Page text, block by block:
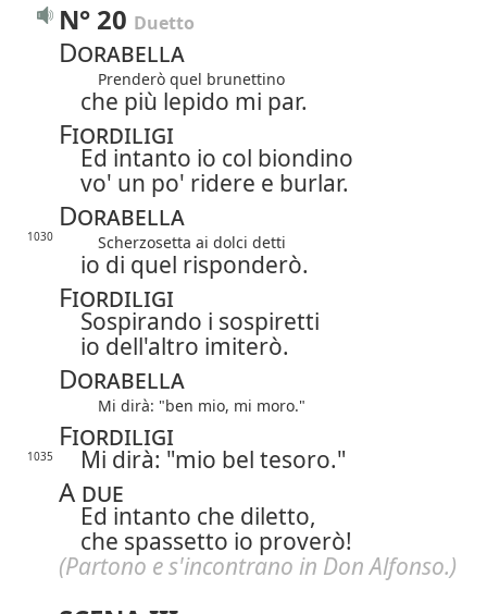
N° 20 Duetto
Dorabella
Prenderò quel brunettino
che più lepido mi par.
Fiordiligi
Ed intanto io col biondino
vo' un po' ridere e burlar.
Dorabella
1030 Scherzosetta ai dolci detti
io di quel risponderò.
Fiordiligi
Sospirando i sospiretti
io dell'altro imiterò.
Dorabella
Mi dirà: "ben mio, mi moro."
Fiordiligi
1035 Mi dirà: "mio bel tesoro."
A due
Ed intanto che diletto,
che spassetto io proverò!
(Partono e s'incontrano in Don Alfonso.)